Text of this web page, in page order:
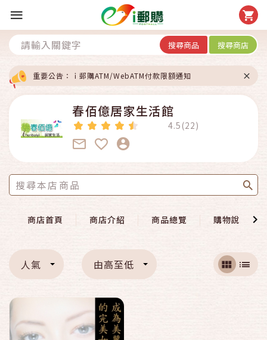
搜尋商品 搜尋商店
重要公告：ｉ郵購ATM/WebATM付款限額通知
春佰億居家生活館
4.5(22)
商店首頁 商店介紹 商品總覽 購物說明
人氣 由高至低